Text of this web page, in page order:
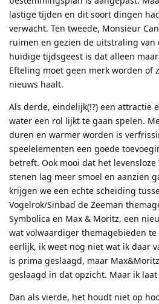
lastige tijden en dit soort dingen
verwacht. Ten tweede, Monsieur
ruimen en gezien de uitstraling van
huidige tijdsgeest is dat alleen
Efteling moet geen merk worden of
nieuws haalt.
Als derde, eindelijk(!?) een attractie
water een rol lijkt te gaan spelen.
duren en warmer worden is
speelelementen een goede
betreft. Ook mooi dat het
stenen lag meer smoel en aanzien
krijgen we een echte scheiding
Vogelrok/Sinbad de Zeeman
Symbolica en Max & Moritz, een
wat volwaardiger themagebieden te
eerlijk, ik weet nog niet wat ik daar
is prima geslaagd, maar
geslaagd in dat opzicht. Maar ik
Dan als vierde, het houdt niet op